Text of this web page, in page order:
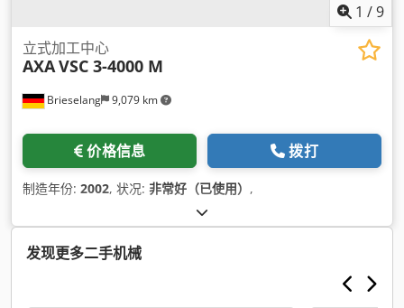
1 /9
Brieselang 9,079 km
立式加工中心
AXAVSC 3-4000 M
价格信息 拨打
制造年份: 2002, 状况: 非常好（已使用） ,
发现更多二手机械